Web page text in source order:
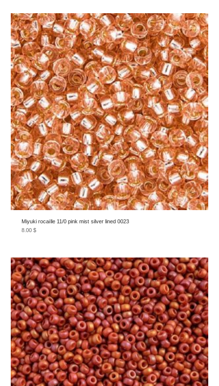
Miyuki rocaille 11/0 pink mist silver lined 0023
8.00$